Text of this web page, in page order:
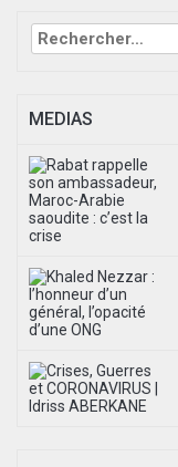
Rechercher :
MEDIAS